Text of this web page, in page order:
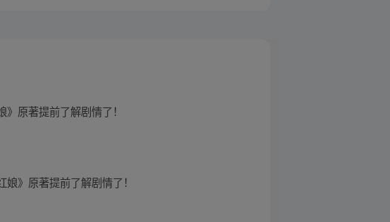
原著提前了解剧情了！
》原著提前了解剧情了！